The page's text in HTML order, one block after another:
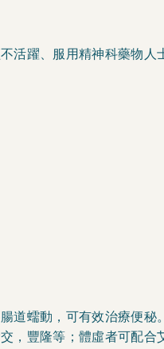
活躍、服用精神科藥物人
道蠕動，可有效治療便秘
，豐隆等；體虛者可配合